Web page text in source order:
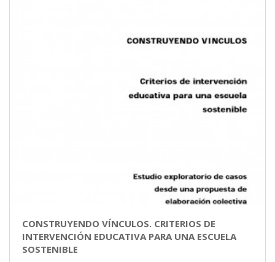
CONSTRUYENDO VÍNCULOS. CRITERIOS DE
INTERVENCIÓN EDUCATIVA PARA UNA ESCUELA
SOSTENIBLE